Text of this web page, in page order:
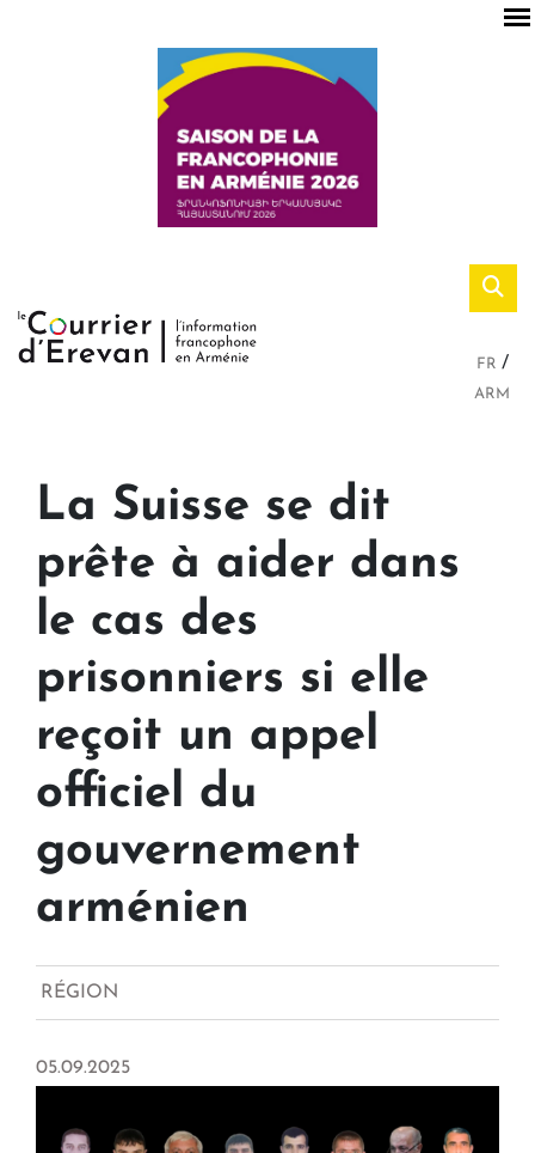
FR
ARM
La Suisse se dit
prête à aider dans
le cas des
prisonniers si elle
reçoit un appel
officiel du
gouvernement
arménien
RÉGION
05.09.2025